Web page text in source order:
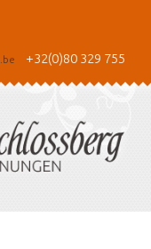
+32(0)80 329 755